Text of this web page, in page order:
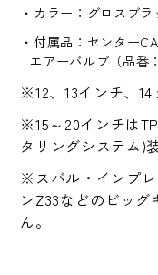
カラー：グロスブラ
付属品：センター
エアーバルブ（品番
※12、13インチ、
※15～20インチは
タリングシステム)
※スバル・インプ
ンZ33などのビッ
ん。